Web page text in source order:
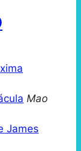
Mao
James